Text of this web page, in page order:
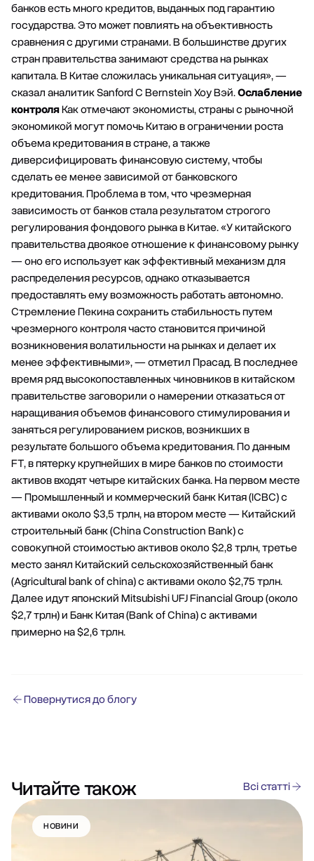
банков есть много кредитов, выданных под гарантию
государства. Это может повлиять на объективность
сравнения с другими странами. В большинстве других
стран правительства занимают средства на рынках
капитала. В Китае сложилась уникальная ситуация», —
сказал аналитик Sanford C Bernstein Хоу Вэй.Ослабление
контроляКак отмечают экономисты, страны с рыночной
экономикой могут помочь Китаю в ограничении роста
объема кредитования в стране, а также
диверсифицировать финансовую систему, чтобы
сделать ее менее зависимой от банковского
кредитования. Проблема в том, что чрезмерная
зависимость от банков стала результатом строгого
регулирования фондового рынка в Китае. «У китайского
правительства двоякое отношение к финансовому рынку
— оно его использует как эффективный механизм для
распределения ресурсов, однако отказывается
предоставлять ему возможность работать автономно.
Стремление Пекина сохранить стабильность путем
чрезмерного контроля часто становится причиной
возникновения волатильности на рынках и делает их
менее эффективными», — отметил Прасад. В последнее
время ряд высокопоставленных чиновников в китайском
правительстве заговорили о намерении отказаться от
наращивания объемов финансового стимулирования и
заняться регулированием рисков, возникших в
результате большого объема кредитования. По данным
FT, в пятерку крупнейших в мире банков по стоимости
активов входят четыре китайских банка. На первом месте
— Промышленный и коммерческий банк Китая (ICBC) с
активами около $3,5 трлн, на втором месте — Китайский
строительный банк (China Construction Bank) с
совокупной стоимостью активов около $2,8 трлн, третье
место занял Китайский сельскохозяйственный банк
(Agricultural bank of china) c активами около $2,75 трлн.
Далее идут японский Mitsubishi UFJ Financial Group (около
$2,7 трлн) и Банк Китая (Bank of China) с активами
примерно на $2,6 трлн.
Повернутися до блогу
Читайте також Всі статті
НОВИНИ